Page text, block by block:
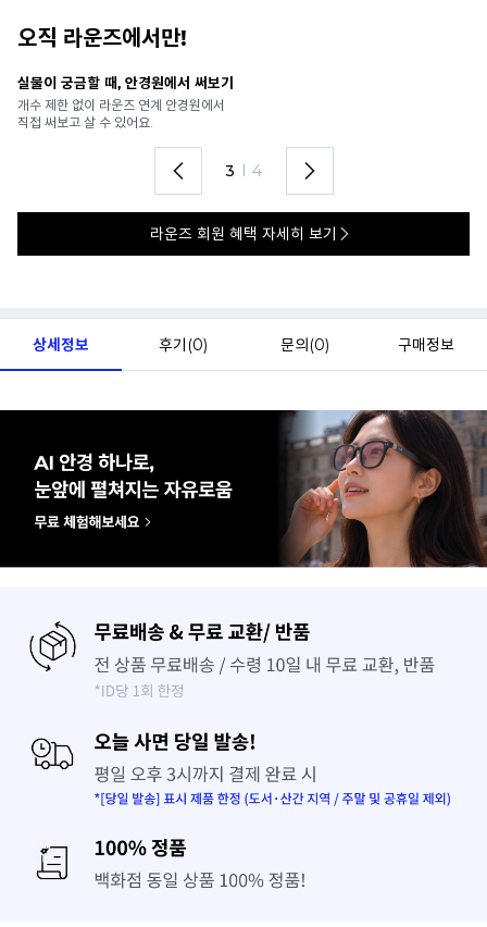
오직 라운즈에서만!
실물이 궁금할 때, 안경원에서 써보기
개수 제한 없이 라운즈 연계 안경원에서
직접 써보고 살 수 있어요.
3 I 4
라운즈 회원 혜택 자세히 보기
상세정보 후기(0) 문의(0) 구매정보